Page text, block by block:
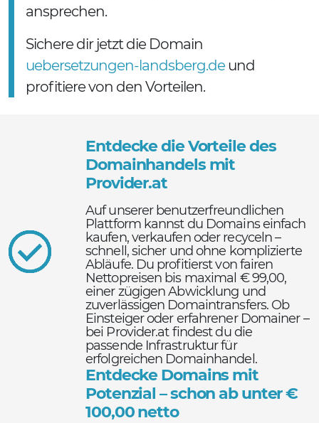
ansprechen.
Sichere dir jetzt die Domain
uebersetzungen-landsberg.deund
profitiere von den Vorteilen.
Entdecke die Vorteile des
Domainhandels mit
Provider.at
Auf unserer benutzerfreundlichen
Plattform kannst du Domains einfach
kaufen, verkaufen oder recyceln –
schnell, sicher und ohne komplizierte
Abläufe. Du profitierst von fairen
Nettopreisen bis maximal € 99,00,
einer zügigen Abwicklung und
zuverlässigen Domaintransfers. Ob
Einsteiger oder erfahrener Domainer –
bei Provider.at findest du die
passende Infrastruktur für
erfolgreichen Domainhandel.
Entdecke Domains mit
Potenzial – schon ab unter €
100,00 netto